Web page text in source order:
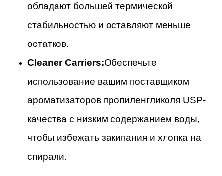
обладают большей термической
стабильностью и оставляют меньше
остатков.
Cleaner Carriers:Обеспечьте
использование вашим поставщиком
ароматизаторов пропиленгликоля USP-
качества с низким содержанием воды,
чтобы избежать закипания и хлопка на
спирали.